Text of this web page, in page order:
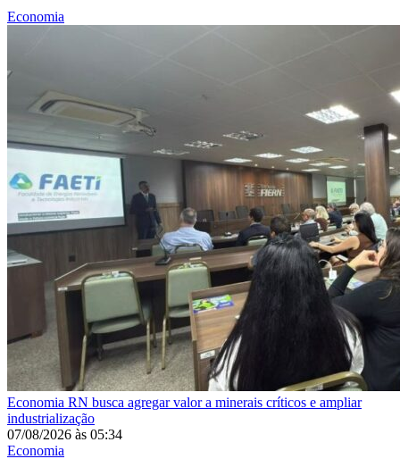
Economia
Economia RN busca agregar valor a minerais críticos e ampliar
industrialização
07/08/2026 às 05:34
Economia